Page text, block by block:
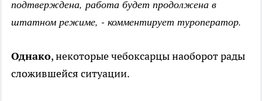
подтверждена, работа будет продолжена в
штатном режиме, - комментирует туроператор.
Однако, некоторые чебоксарцы наоборот рады
сложившейся ситуации.